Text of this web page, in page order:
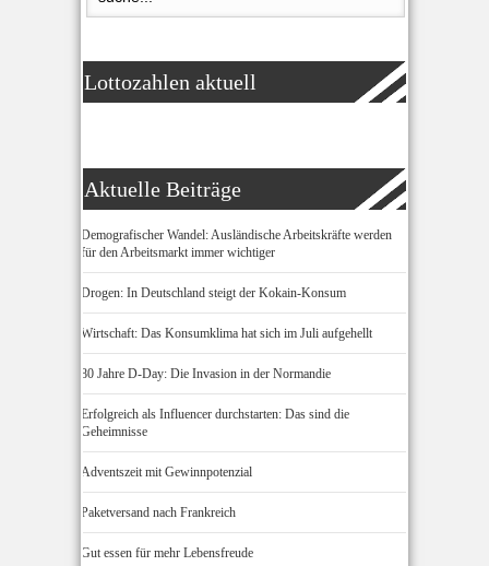
Lottozahlen aktuell
Aktuelle Beiträge
Demografischer Wandel: Ausländische Arbeitskräfte werden
für den Arbeitsmarkt immer wichtiger
Drogen: In Deutschland steigt der Kokain-Konsum
Wirtschaft: Das Konsumklima hat sich im Juli aufgehellt
80 Jahre D-Day: Die Invasion in der Normandie
Erfolgreich als Influencer durchstarten: Das sind die
Geheimnisse
Adventszeit mit Gewinnpotenzial
Paketversand nach Frankreich
Gut essen für mehr Lebensfreude